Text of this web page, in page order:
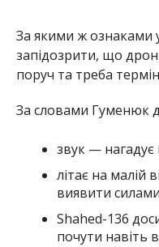
За якими ж ознаками
запідозрити, що
поруч та треба
За словами Гуменюк
звук —
літає на малій
виявити
Shahed-136
почути навіть